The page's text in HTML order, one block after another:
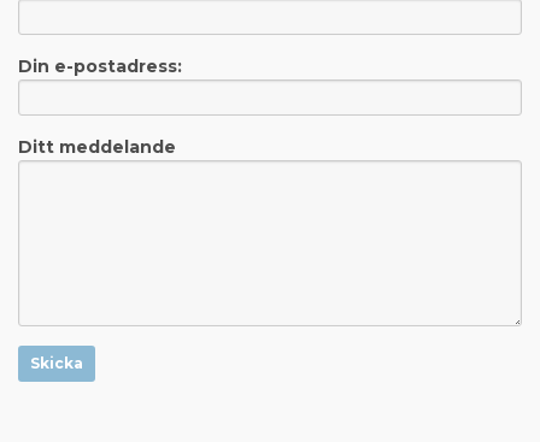
Din e-postadress:
Ditt meddelande
Skicka